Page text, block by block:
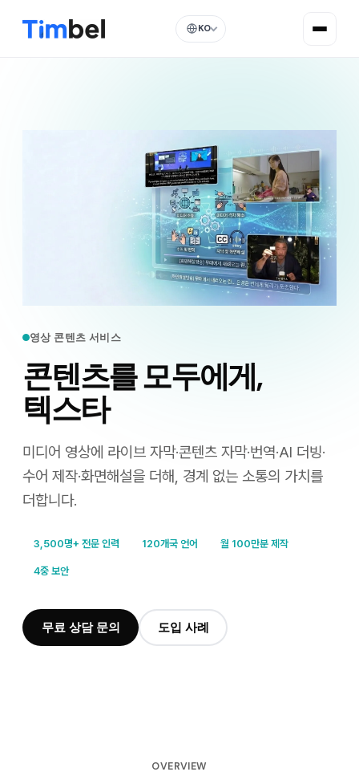
KO
영상 콘텐츠 서비스
콘텐츠를 모두에게,
텍스타
미디어 영상에 라이브 자막·콘텐츠 자막·번역·AI 더빙·
수어 제작·화면해설을 더해, 경계 없는 소통의 가치를
더합니다.
3,500명+ 전문 인력 120개국 언어 월 100만분 제작
4중 보안
무료 상담 문의 도입 사례
OVERVIEW